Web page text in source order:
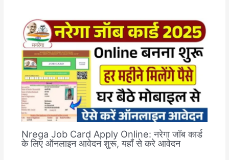
Nrega Job Card Apply Online: नरेगा जॉब कार्ड
के लिए ऑनलाइन आवेदन शुरू, यहाँ से करे आवेदन